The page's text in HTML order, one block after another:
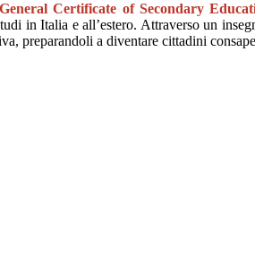
Certificate of Secondary
in Italia e all’estero. Attraverso un
preparandoli a diventare cittadini